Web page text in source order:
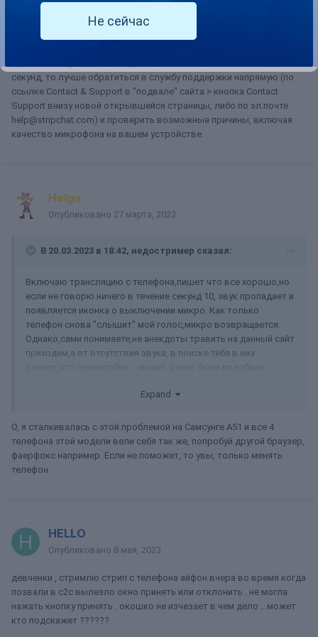
Поскольку выключенный микрофон может негативно влиять на
StripScore, со стороны сайта мы информируем моделей в тех
секунд, то лучше обратиться в службу поддержки напрямую (по
ссылке Contact & Support в "подвале" сайта > кнопка Contact
Support внизу новой открывшейся страницы, либо по эл.почте
help@stripchat.com) и проверить возможные причины, включая
качество микрофона на вашем устройстве.
Helga
Опубликовано 27 марта, 2023
В 20.03.2023 в 18:42, недостример сказал:
Включаю трансляцию с телефона,пишет что все хорошо,но
если не говорю ничего в течение секунд 10, звук пропадает и
появляется иконка о выключении микро. Как только
телефон снова "слышит" мой голос,микро возвращается.
Однако,сами понимаете,не анекдоты травить на данный сайт
приходим,а от отсутствия звука, в поиске тебя в низ
кирпиче,но надежда умирает последней)
Expand
О, я сталкивалась с этой проблемой на Самсунге А51 и все 4
телефона этой модели вели себя так же, попробуй другой браузер,
фаерфокс например. Если не поможет, то увы, только менять
телефон.
HELLO
Опубликовано 8 мая, 2023
девченки , стримлю стрип с телефона айфон вчера во время когда
позвали в с2с вылезло окно принять или отклонить . не могла
нажать кнопку принять . окошко не изчезает в чем дело .. может
кто подскажет ??????
Не сейчас